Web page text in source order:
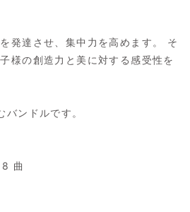
発達させ、集中力を高めます。 そ
様の創造力と美に対する感受性を
ンドルです。
曲